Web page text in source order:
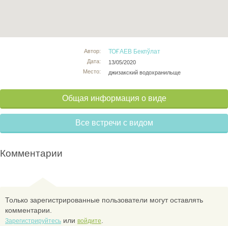
Автор:
Дата:
Место:
ТОҒАЕВ Бекпўлат
13/05/2020
джизакский водохранильще
Общая информация о виде
Все встречи с видом
Комментарии
Только зарегистрированные пользователи могут оставлять
комментарии.
Зарегистрируйтесь или войдите